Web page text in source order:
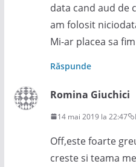
data cand aud de
am folosit
Mi-ar placea sa
Răspunde
Romina Giuchici
14 mai 2019 la 22:47
Off,este foarte
creste si teama